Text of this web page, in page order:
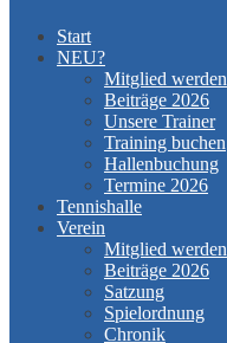
Start
NEU?
Mitglied werden
Beiträge 2026
Unsere Trainer
Training buchen
Hallenbuchung
Termine 2026
Tennishalle
Verein
Mitglied werden
Beiträge 2026
Satzung
Spielordnung
Chronik